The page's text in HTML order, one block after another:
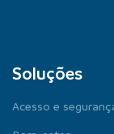
Soluções
Acesso e